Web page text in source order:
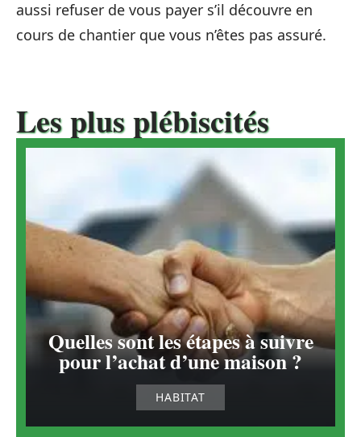
aussi refuser de vous payer s’il découvre en
cours de chantier que vous n’êtes pas assuré.
Les plus plébiscités
Quelles sont les étapes à suivre
pour l’achat d’une maison ?
HABITAT